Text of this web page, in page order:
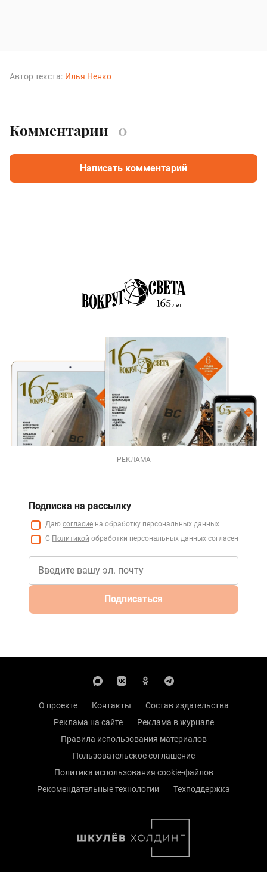
Автор текста: Илья Ненко
Комментарии 0
Написать комментарий
РЕКЛАМА
Подписка на рассылку
Даю согласие на обработку персональных данных
С Политикой обработки персональных данных согласен
Подписаться
О проекте Контакты
Состав издательства
Реклама на сайте
Реклама в журнале
Правила использования материалов
Пользовательское соглашение
Политика использования cookie-файлов
Рекомендательные технологии
Техподдержка